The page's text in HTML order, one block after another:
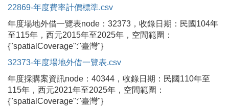
22869-年度費率計價標準.csv
年度場地外借一覽表node：32373，收錄日期：民國104年
至115年，西元2015年至2025年，空間範圍：
{"spatialCoverage":"臺灣"}
32373-年度場地外借一覽表.csv
年度採購案資訊node：40344，收錄日期：民國110年至
115年，西元2021年至2025年，空間範圍：
{"spatialCoverage":"臺灣"}